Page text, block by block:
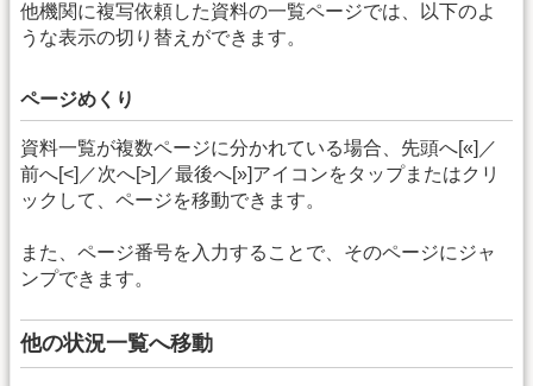
他機関に複写依頼した資料の一覧ページでは、以下のよ
うな表示の切り替えができます。
ページめくり
資料一覧が複数ページに分かれている場合、先頭へ[«]／
前へ[<]／次へ[>]／最後へ[»]アイコンをタップまたはクリ
ックして、ページを移動できます。
また、ページ番号を入力することで、そのページにジャ
ンプできます。
他の状況一覧へ移動